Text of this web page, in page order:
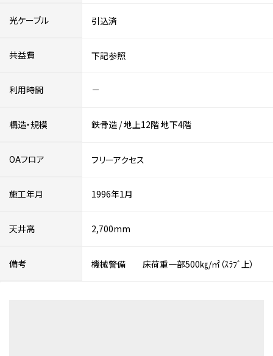
光ケーブル 引込済
共益費 下記参照
利用時間 －
構造・規模 鉄骨造 /地上12階地下4階
OAフロア フリーアクセス
施工年月 1996年1月
天井高 2,700mm
備考 機械警備 床荷重一部500㎏/㎡（ｽﾗﾌﾞ上）